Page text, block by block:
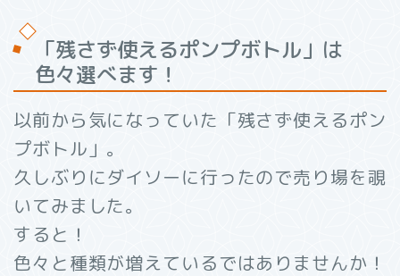
「残さず使えるポンプボトル」は
色々選べます！
以前から気になっていた「残さず使えるポン
プボトル」。
久しぶりにダイソーに行ったので売り場を覗
いてみました。
すると！
色々と種類が増えているではありませんか！